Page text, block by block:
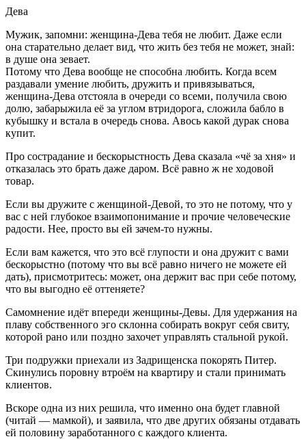
Дева
Мужик, запомни: женщина-Дева тебя не любит. Даже если
она старательно делает вид, что жить без тебя не может, знай:
в душе она зевает.
Потому что Дева вообще не способна любить. Когда всем
раздавали умение любить, дружить и привязываться,
женщина-Дева отстояла в очереди со всеми, получила свою
долю, забарыжила её за углом втридорога, сложила бабло в
кубышку и встала в очередь снова. Авось какой дурак снова
купит.
Про сострадание и бескорыстность Дева сказала «чё за хня» и
отказалась это брать даже даром. Всё равно ж не ходовой
товар.
Если вы дружите с женщиной-Девой, то это не потому, что у
вас с ней глубокое взаимопонимание и прочие человеческие
радости. Нее, просто вы ей зачем-то нужны.
Если вам кажется, что это всё глупости и она дружит с вами
бескорыстно (потому что вы всё равно ничего не можете ей
дать), присмотритесь: может, она держит вас при себе потому,
что вы выгодно её оттеняете?
Самомнение идёт впереди женщины-Девы. Для удержания на
плаву собственного эго склонна собирать вокруг себя свиту,
которой рано или поздно захочет управлять стальной рукой.
Три подружки приехали из Задрищенска покорять Питер.
Скинулись поровну втроём на квартиру и стали принимать
клиентов.
Вскоре одна из них решила, что именно она будет главной
(читай — мамкой), и заявила, что две других обязаны отдавать
ей половину заработанного с каждого клиента.